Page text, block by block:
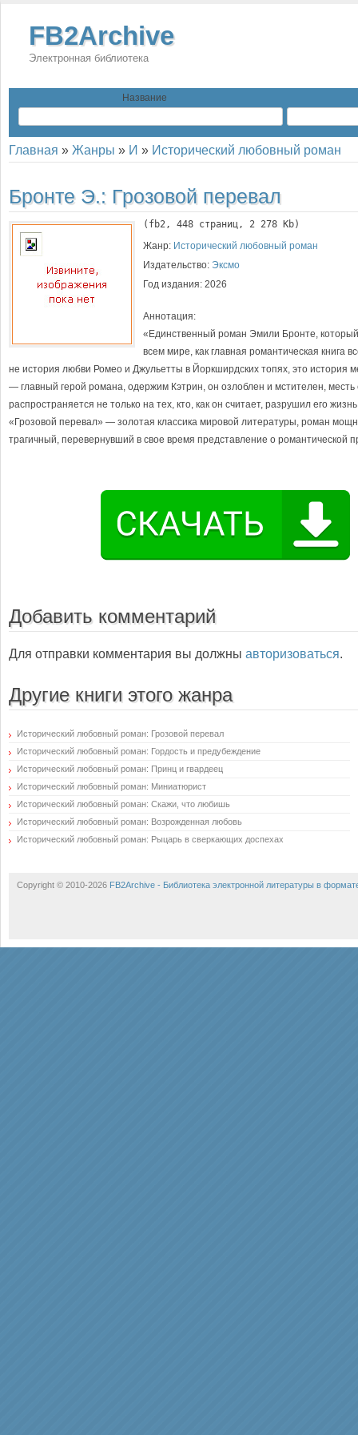
FB2Archive
Электронная библиотека
Название
Главная » Жанры » И » Исторический любовный роман
Бронте Э.: Грозовой перевал
( fb2, 448 страниц, 2 278 Kb)
Жанр: Исторический любовный роман
Издательство: Эксмо
Год издания: 2026
Аннотация:
«Единственный роман Эмили Бронте,
всем мире, как главная романтическая книга
не история любви Ромео и Джульетты в Йоркширдских топях, это история
— главный герой романа, одержим Кэтрин, он озлоблен и мстителен, месть
распространяется не только на тех, кто, как он считает, разрушил его
«Грозовой перевал» — золотая классика мировой литературы, роман
трагичный, перевернувший в свое время представление о романтической
Добавить комментарий
Для отправки комментария вы должны авторизоваться.
Другие книги этого жанра
Исторический любовный роман: Грозовой перевал
Исторический любовный роман: Гордость и предубеждение
Исторический любовный роман: Принц и гвардеец
Исторический любовный роман: Миниатюрист
Исторический любовный роман: Скажи, что любишь
Исторический любовный роман: Возрожденная любовь
Исторический любовный роман: Рыцарь в сверкающих доспехах
Copyright © 2010-2026 FB2Archive - Библиотека электронной литературы в